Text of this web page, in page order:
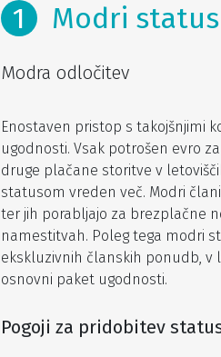
1 Modri status
Modra odločitev
Enostaven pristop s takojšnjimi
ugodnosti. Vsak potrošen evro
druge plačane storitve v
statusom vreden več. Modri
ter jih porabljajo za brezplačne
namestitvah. Poleg tega modri
ekskluzivnih članskih ponudb, v
osnovni paket ugodnosti.
Pogoji za pridobitev